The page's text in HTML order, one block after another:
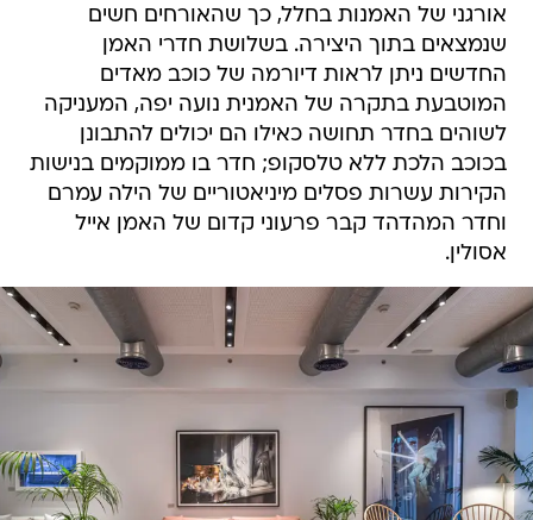
אורגני של האמנות בחלל, כך שהאורחים חשים
שנמצאים בתוך היצירה. בשלושת חדרי האמן
החדשים ניתן לראות דיורמה של כוכב מאדים
המוטבעת בתקרה של האמנית נועה יפה, המעניקה
לשוהים בחדר תחושה כאילו הם יכולים להתבונן
בכוכב הלכת ללא טלסקופ; חדר בו ממוקמים בנישות
הקירות עשרות פסלים מיניאטוריים של הילה עמרם
וחדר המהדהד קבר פרעוני קדום של האמן אייל
אסולין.